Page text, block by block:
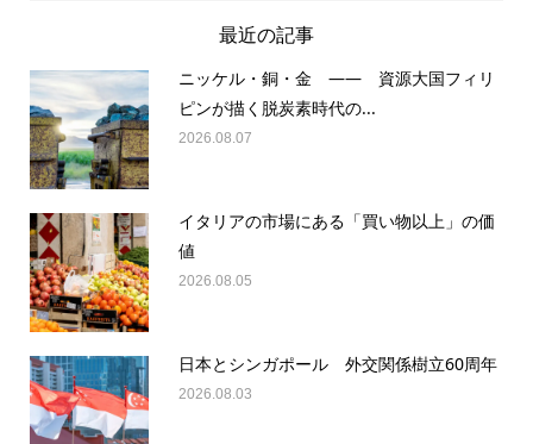
最近の記事
ニッケル・銅・金 —— 資源大国フィリ
ピンが描く脱炭素時代の...
2026.08.07
イタリアの市場にある「買い物以上」の価
値
2026.08.05
日本とシンガポール 外交関係樹立60周年
2026.08.03